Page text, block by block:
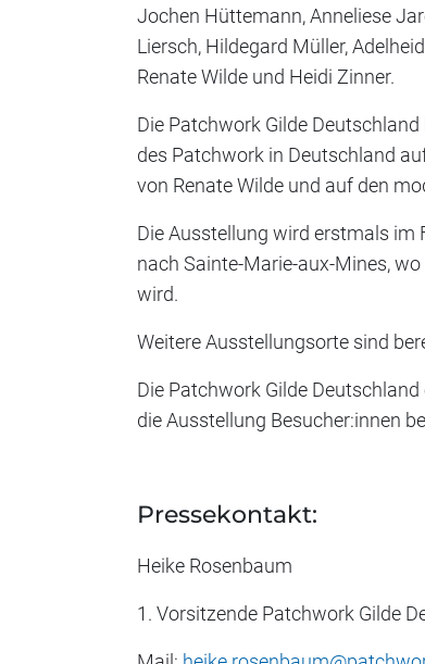
Jochen Hüttemann, Anneliese
Liersch, Hildegard Müller,
Renate Wilde und Heidi Zinner.
Die Patchwork Gilde
des Patchwork in Deutschland
von Renate Wilde und auf den
Die Ausstellung wird erstmals im
nach Sainte-Marie-aux-Mines,
wird.
Weitere Ausstellungsorte sind
Die Patchwork Gilde
die Ausstellung Besucher:innen
Pressekontakt:
Heike Rosenbaum
1. Vorsitzende Patchwork Gilde